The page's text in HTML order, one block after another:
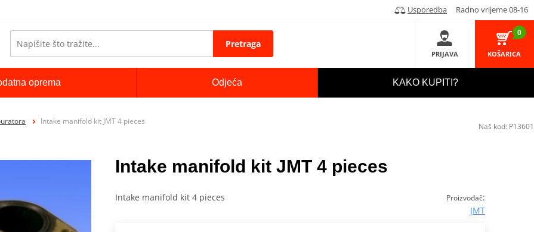
Usporedba Radno vrijeme 08-16
Pretraga
PRIJAVA
0
KOŠARICA
oprema Odjeća KAKO KUPITI?
Intake manifold kit JMT 4 pieces
Intake manifold kit JMT 4 pieces
Proizvođač:
JMT
Intake manifold kit 4 pieces
Naš kod: P13601